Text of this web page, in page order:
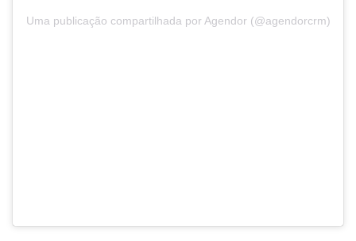
Uma publicação compartilhada por Agendor (@agendorcrm)